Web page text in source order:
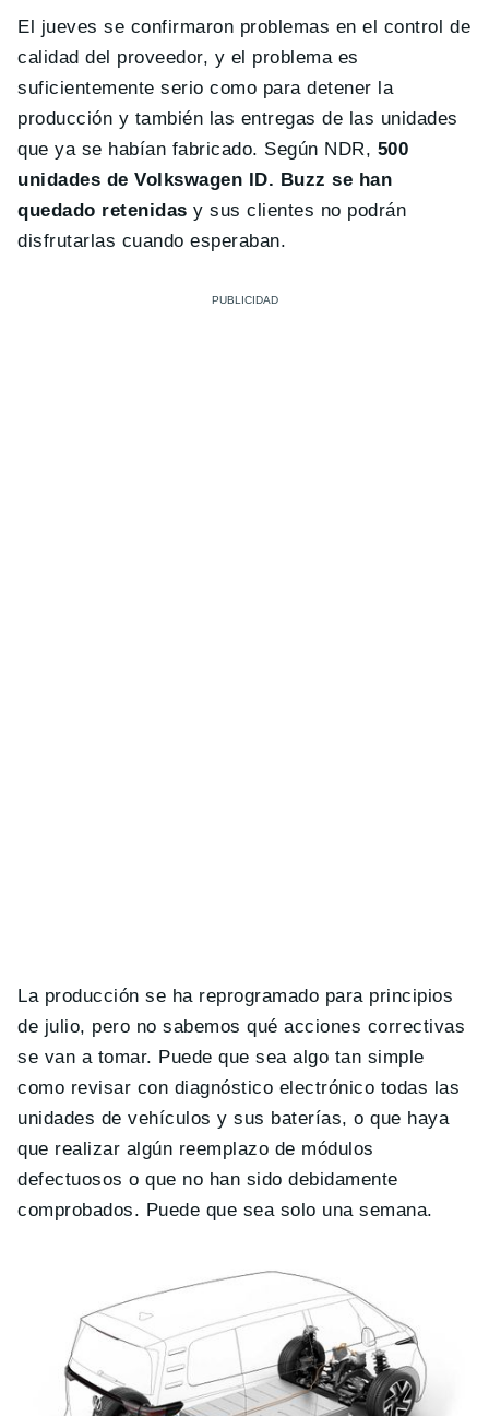
El jueves se confirmaron problemas en el control de
calidad del proveedor, y el problema es
suficientemente serio como para detener la
producción y también las entregas de las unidades
que ya se habían fabricado. Según NDR, 500
unidades de Volkswagen ID. Buzz se han
quedado retenidas y sus clientes no podrán
disfrutarlas cuando esperaban.
La producción se ha reprogramado para principios
de julio, pero no sabemos qué acciones correctivas
se van a tomar. Puede que sea algo tan simple
como revisar con diagnóstico electrónico todas las
unidades de vehículos y sus baterías, o que haya
que realizar algún reemplazo de módulos
defectuosos o que no han sido debidamente
comprobados. Puede que sea solo una semana.